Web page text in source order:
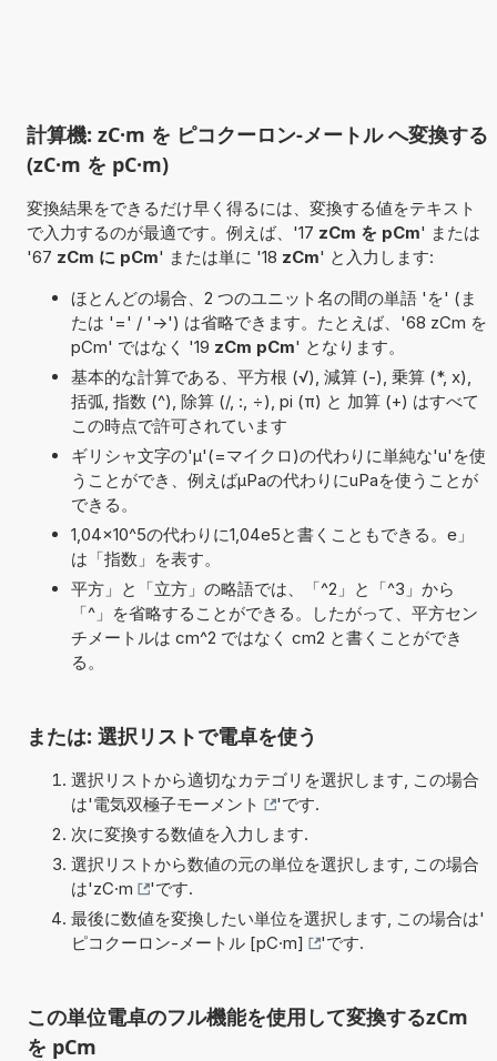
計算機: zC·m を ピコクーロン-メートル へ変換する
(zC·m を pC·m)
変換結果をできるだけ早く得るには、変換する値をテキスト
で入力するのが最適です。例えば、'17 zCm を pCm' または
'67 zCm に pCm' または単に '18 zCm' と入力します:
ほとんどの場合、2 つのユニット名の間の単語 'を' (ま
たは '=' / '->') は省略できます。たとえば、'68 zCm を
pCm' ではなく '19 zCm pCm' となります。
基本的な計算である、平方根 (√), 減算 (-), 乗算 (*, x),
括弧, 指数 (^), 除算 (/, :, ÷), pi (π) と 加算 (+) はすべて
この時点で許可されています
ギリシャ文字の'μ'(=マイクロ)の代わりに単純な'u'を使
うことができ、例えばµPaの代わりにuPaを使うことが
できる。
1,04×10^5の代わりに1,04e5と書くこともできる。e」
は「指数」を表す。
平方」と「立方」の略語では、「^2」と「^3」から
「^」を省略することができる。したがって、平方セン
チメートルは cm^2 ではなく cm2 と書くことができ
る。
または: 選択リストで電卓を使う
選択リストから適切なカテゴリを選択します, この場合
は'電気双極子モーメント
'です.
次に変換する数値を入力します.
選択リストから数値の元の単位を選択します, この場合
は'zC·m
'です.
最後に数値を変換したい単位を選択します, この場合は'
ピコクーロン-メートル [pC·m]
'です.
この単位電卓のフル機能を使用して変換するzCm
を pCm